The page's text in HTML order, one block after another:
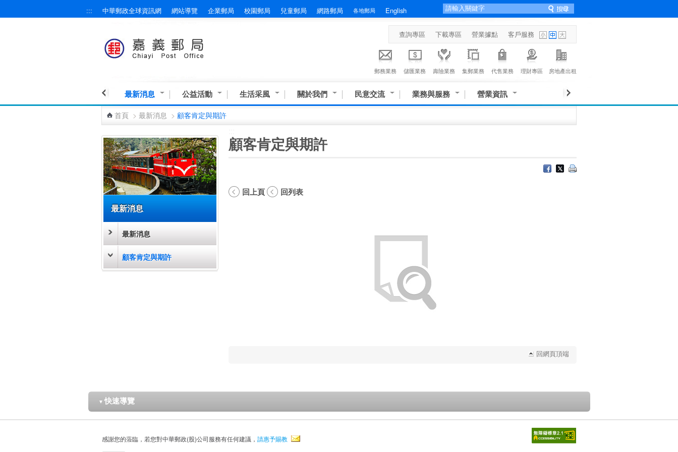
::: 中華郵政全球資訊網 網站導覽 企業郵局 校園郵局 兒童郵局 網路郵局 各地郵局 English
查詢專區 下載專區 營業據點 客戶服務
郵務業務 儲匯業務 壽險業務 集郵業務 代售業務 理財專區 房地產出租
最新消息 公益活動 生活采風 關於我們 民意交流 業務與服務 營業資訊
首頁 > 最新消息 > 顧客肯定與期許
最新消息
最新消息
顧客肯定與期許
顧客肯定與期許
回上頁 回列表
回網頁頂端
▼ 快速導覽
感謝您的蒞臨，若您對中華郵政(股)公司服務有任何建議， 請惠予賜教